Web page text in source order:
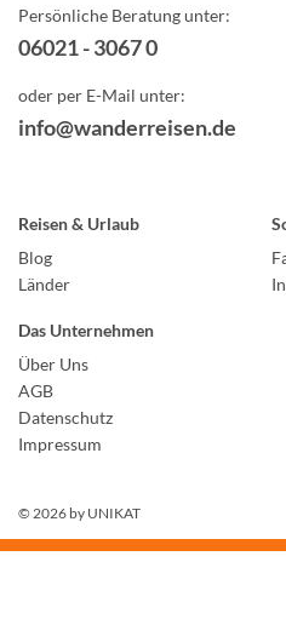
Persönliche Beratung unter:
06021 - 3067 0
oder per E-Mail unter:
info@wanderreisen.de
Reisen & Urlaub
Blog
Länder
Das Unternehmen
Über Uns
AGB
Datenschutz
Impressum
© 2026 by UNIKAT